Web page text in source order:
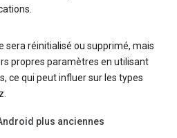
sera réinitialisé ou supprimé, mais
propres paramètres en utilisant
ce qui peut influer sur les types
plus anciennes